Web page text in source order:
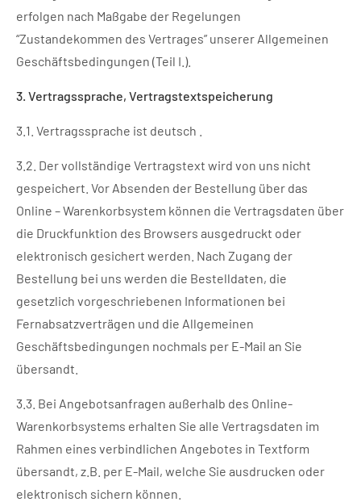
erfolgen nach Maßgabe der Regelungen
“Zustandekommen des Vertrages” unserer Allgemeinen
Geschäftsbedingungen (Teil I.).
3. Vertragssprache, Vertragstextspeicherung
3.1. Vertragssprache ist deutsch .
3.2. Der vollständige Vertragstext wird von uns nicht
gespeichert. Vor Absenden der Bestellung über das
Online – Warenkorbsystem können die Vertragsdaten über
die Druckfunktion des Browsers ausgedruckt oder
elektronisch gesichert werden. Nach Zugang der
Bestellung bei uns werden die Bestelldaten, die
gesetzlich vorgeschriebenen Informationen bei
Fernabsatzverträgen und die Allgemeinen
Geschäftsbedingungen nochmals per E-Mail an Sie
übersandt.
3.3. Bei Angebotsanfragen außerhalb des Online-
Warenkorbsystems erhalten Sie alle Vertragsdaten im
Rahmen eines verbindlichen Angebotes in Textform
übersandt, z.B. per E-Mail, welche Sie ausdrucken oder
elektronisch sichern können.